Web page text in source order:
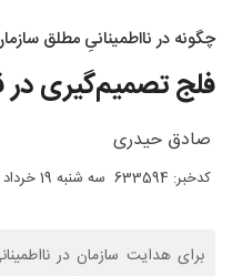
چگونه در نااطمینانیِ مطلق
فلج تصمیم‌گیری در
صادق حیدری
کدخبر: 633594 سه شنبه 19 خرداد 1405
برای هدایت سازمان در